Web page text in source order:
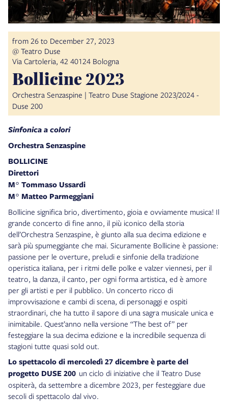
from 26 to December 27, 2023
@ Teatro Duse
Via Cartoleria, 42 40124 Bologna
Bollicine 2023
Orchestra Senzaspine | Teatro Duse Stagione 2023/2024 -
Duse 200
Sinfonica a colori
Orchestra Senzaspine
BOLLICINE
Direttori
M° Tommaso Ussardi
M° Matteo Parmeggiani
Bollicine significa brio, divertimento, gioia e ovviamente musica! Il
grande concerto di fine anno, il più iconico della storia
dell’Orchestra Senzaspine, è giunto alla sua decima edizione e
sarà più spumeggiante che mai. Sicuramente Bollicine è passione:
passione per le overture, preludi e sinfonie della tradizione
operistica italiana, per i ritmi delle polke e valzer viennesi, per il
teatro, la danza, il canto, per ogni forma artistica, ed è amore
per gli artisti e per il pubblico. Un concerto ricco di
improvvisazione e cambi di scena, di personaggi e ospiti
straordinari, che ha tutto il sapore di una sagra musicale unica e
inimitabile. Quest’anno nella versione “The best of” per
festeggiare la sua decima edizione e la incredibile sequenza di
stagioni tutte quasi sold out.
Lo spettacolo di mercoledì 27 dicembre è parte del
progetto DUSE 200 un ciclo di iniziative che il Teatro Duse
ospiterà, da settembre a dicembre 2023, per festeggiare due
secoli di spettacolo dal vivo.